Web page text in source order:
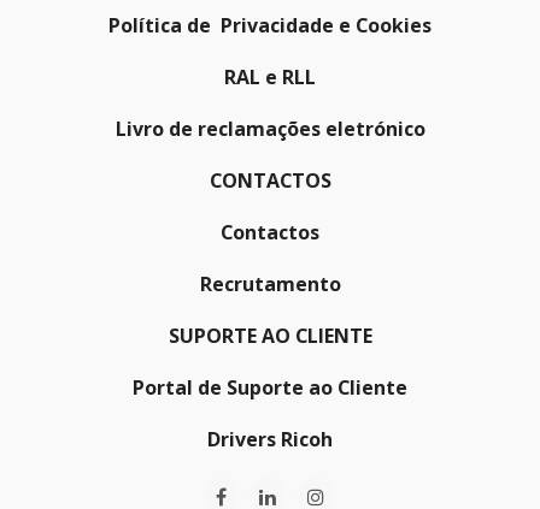
Política de Privacidade e Cookies
RAL e RLL
Livro de reclamações eletrónico
CONTACTOS
Contactos
Recrutamento
SUPORTE AO CLIENTE
Portal de Suporte ao Cliente
Drivers Ricoh